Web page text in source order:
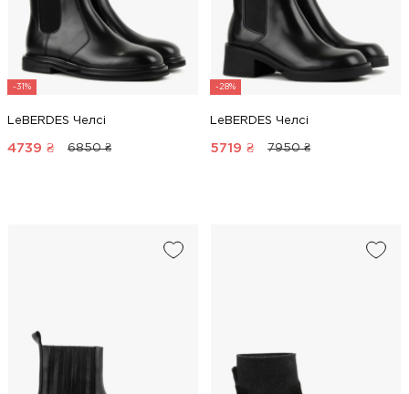
-31%
LeBERDES Челсі
4739 ₴ 6850 ₴
-28%
LeBERDES Челсі
5719 ₴ 7950 ₴